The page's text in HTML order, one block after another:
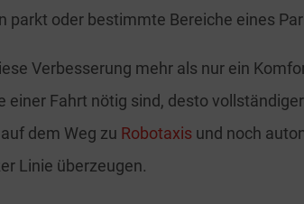
parkt oder bestimmte Bereiche eines
Verbesserung mehr als nur ein
einer Fahrt nötig sind, desto
dem Weg zu Robotaxis und noch
Linie überzeugen.